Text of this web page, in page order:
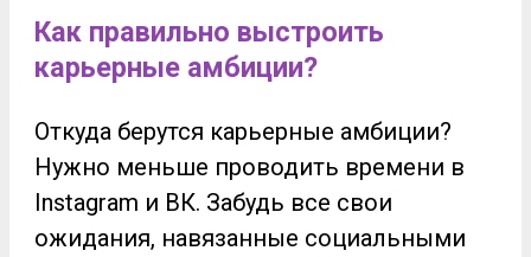
Как правильно выстроить
карьерные амбиции?
Откуда берутся карьерные амбиции?
Нужно меньше проводить времени в
Instagram и ВК. Забудь все свои
ожидания, навязанные социальными